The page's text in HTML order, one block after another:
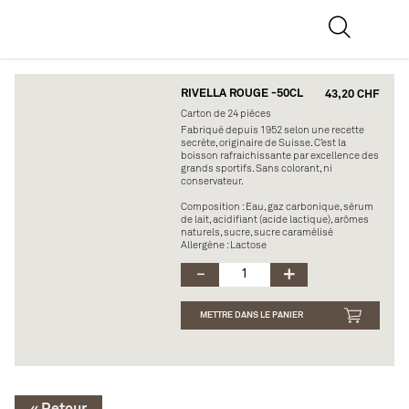
RIVELLA ROUGE -50CL 43,20 CHF
Carton de 24 pièces
Fabriqué depuis 1952 selon une recette
secrète, originaire de Suisse. C’est la
boisson rafraichissante par excellence des
grands sportifs. Sans colorant, ni
conservateur.
Composition : Eau, gaz carbonique, sérum
de lait, acidifiant (acide lactique), arômes
naturels, sucre, sucre caramélisé
Allergène : Lactose
METTRE DANS LE PANIER